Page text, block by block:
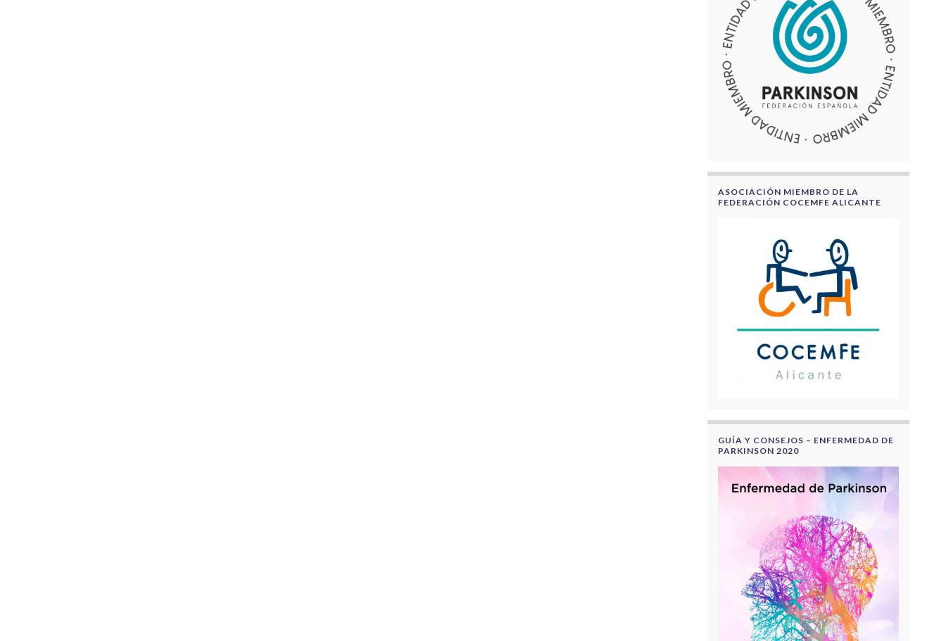
ASOCIACIÓN MIEMBRO DE LA
FEDERACIÓN COCEMFE ALICANTE
GUÍA Y CONSEJOS – ENFERMEDAD DE
PARKINSON 2020